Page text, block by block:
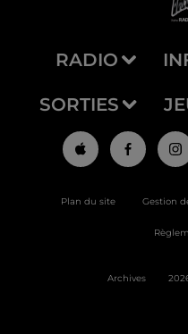
RADIO
SORTIES
Plan du site Gestion
Archives